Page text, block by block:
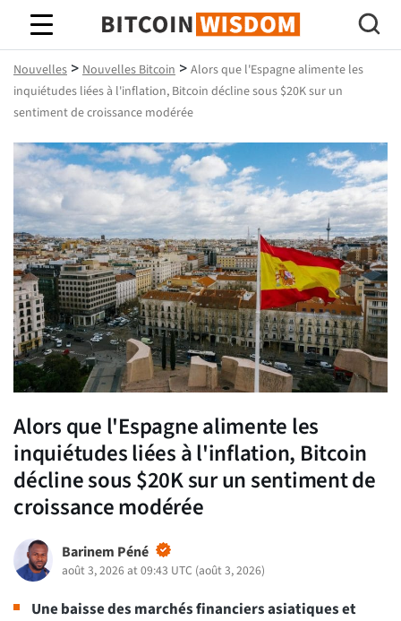
Bitcoin Sagesse
Nouvelles > Nouvelles Bitcoin > Alors que l'Espagne alimente les
inquiétudes liées à l'inflation, Bitcoin décline sous $20K sur un
sentiment de croissance modérée
Alors que l'Espagne alimente les
inquiétudes liées à l'inflation, Bitcoin
décline sous $20K sur un sentiment de
croissance modérée
Barinem Péné
août 3, 2026 at 09:43 UTC (août 3, 2026)
Une baisse des marchés financiers asiatiques et